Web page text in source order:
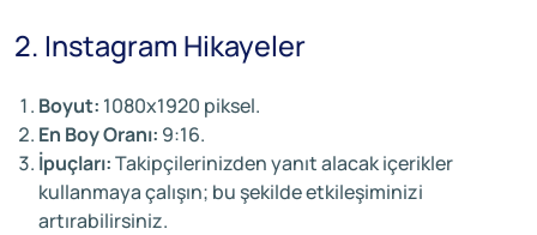
2. Instagram Hikayeler
Boyut: 1080x1920 piksel.
En Boy Oranı: 9:16.
İpuçları:Takipçilerinizden yanıt alacak içerikler
kullanmaya çalışın; bu şekilde etkileşiminizi
artırabilirsiniz.